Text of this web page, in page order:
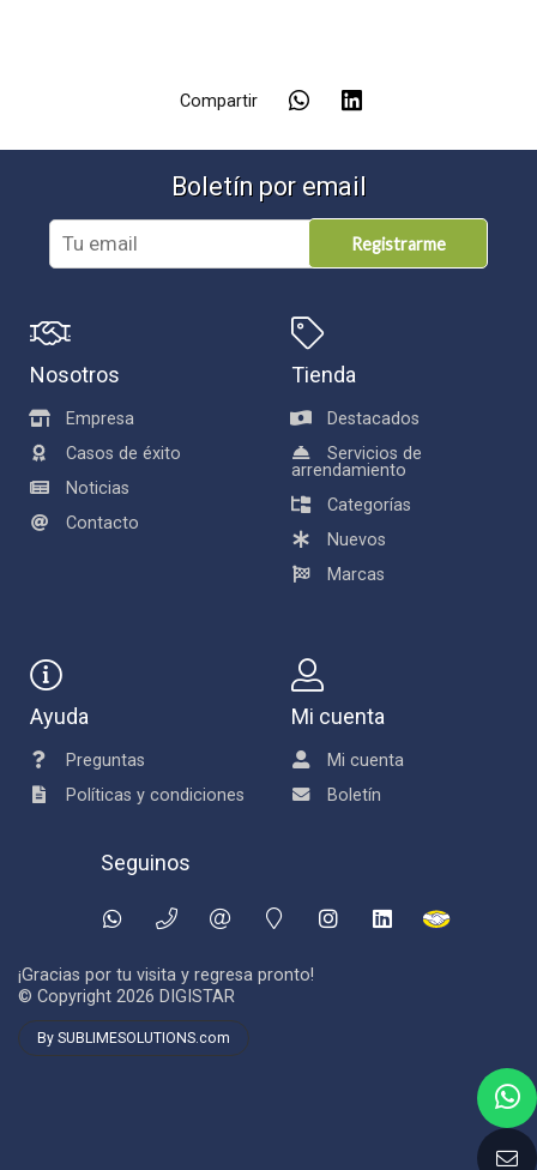
Compartir
Boletín por email
Registrarme
Nosotros
Empresa
Casos de éxito
Noticias
Contacto
Tienda
Destacados
Servicios de
arrendamiento
Categorías
Nuevos
Marcas
Ayuda
Preguntas
Políticas y condiciones
Mi cuenta
Mi cuenta
Boletín
Seguinos
¡Gracias por tu visita y regresa pronto!
© Copyright 2026 DIGISTAR
By SUBLIMESOLUTIONS.com